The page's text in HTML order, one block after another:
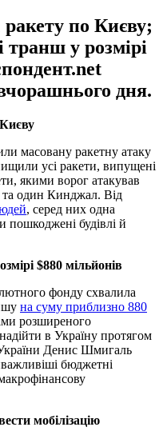
по Києву;
у розмірі
вчорашнього дня.
масовану ракетну атаку
усі ракети, випущені
якими ворог атакував
та один Кинджал. Від
, серед них одна
пошкоджені будівлі й
$880 мільйонів
фонду схвалила
на суму приблизно 880
розширеного
в Україну протягом
Денис Шмигаль
бюджетні
мобілізацію